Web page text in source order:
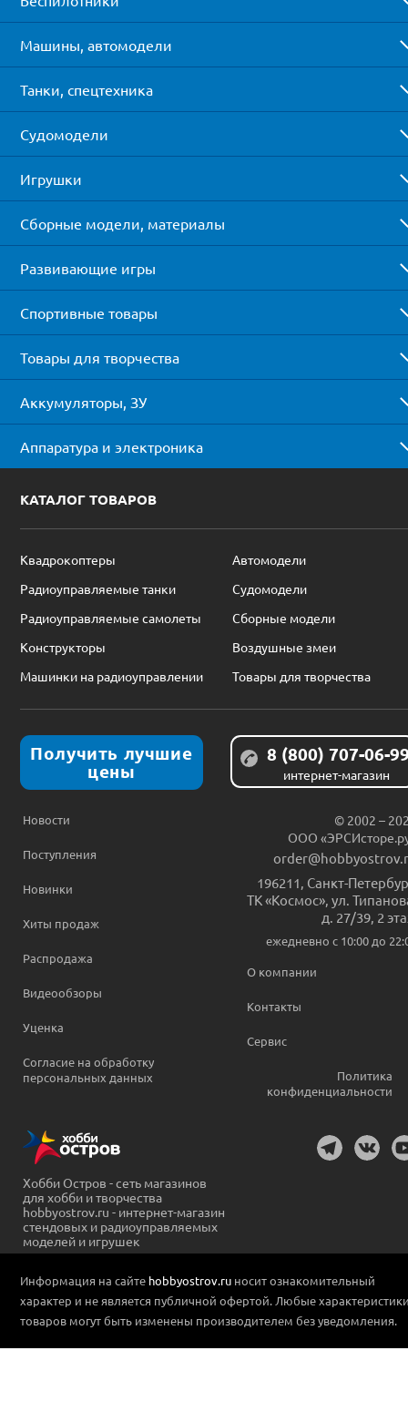
Машины, автомодели
Танки, спецтехника
Судомодели
Игрушки
Сборные модели, материалы
Развивающие игры
Спортивные товары
Товары для творчества
Аккумуляторы, ЗУ
Аппаратура и электроника
КАТАЛОГ ТОВАРОВ
Квадрокоптеры
Автомодели
Радиоуправляемые танки
Судомодели
Радиоуправляемые самолеты
Сборные модели
Конструкторы
Воздушные змеи
Машинки на радиоуправлении
Товары для творчества
Получить лучшие
цены
8 (800) 707-06-
интернет-магазин
Новости
Поступления
Новинки
Хиты продаж
Распродажа
Видеообзоры
Уценка
Согласие на обработку
персональных данных
© 2002 –
ООО
196211 Санкт-
ТК «Космос», ул.
д. 27/39, 2
ежедневно c 10:00 до
О компании
Контакты
Сервис
Политика
конфиденциальности
Хобби Остров - сеть магазинов
для хобби и творчества
hobbyostrov.ru - интернет-магазин
стендовых и радиоуправляемых
моделей и игрушек
Информация на сайте hobbyostrov.ru носит ознакомительный
характер и не является публичной офертой. Любые
товаров могут быть изменены производителем без уведомления.